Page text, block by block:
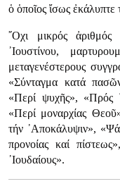
ὁ ὁποῖος ἴσως ἐκάλυπτε
῎Οχι μικρός
᾿Ιουστίνου,
μεταγενέστερους
«Σύνταγμα κατά
«Περί ψυχῆς», «Πρός
«Περί μοναρχίας
τήν ᾿Αποκάλυψιν»,
προνοίας καί
᾿Ιουδαίους».